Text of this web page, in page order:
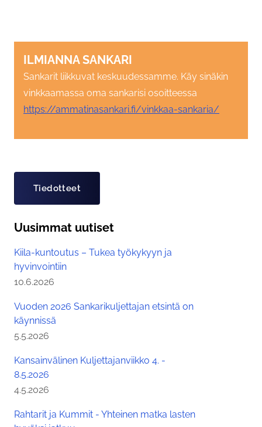
ILMIANNA SANKARI
Sankarit liikkuvat keskuudessamme. Käy sinäkin
vinkkaamassa oma sankarisi osoitteessa
https://ammatinasankari.fi/vinkkaa-sankaria/
Tiedotteet
Uusimmat uutiset
Kiila-kuntoutus – Tukea työkykyyn ja
hyvinvointiin
Julkaistu:
10.6.2026
Vuoden 2026 Sankarikuljettajan etsintä on
käynnissä
Julkaistu:
5.5.2026
Kansainvälinen Kuljettajanviikko 4. -
8.5.2026
Julkaistu:
4.5.2026
Rahtarit ja Kummit - Yhteinen matka lasten